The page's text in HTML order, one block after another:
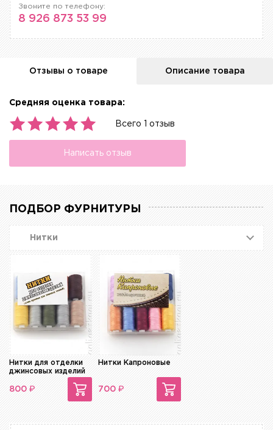
Звоните по телефону:
8 926 873 53 99
Отзывы о товаре Описание товара
Средняя оценка товара:
Всего 1 отзыв
Написать отзыв
ПОДБОР ФУРНИТУРЫ
Нитки
Нитки для отделки
джинсовых изделий
800 ₽
Нитки Капроновые
700 ₽